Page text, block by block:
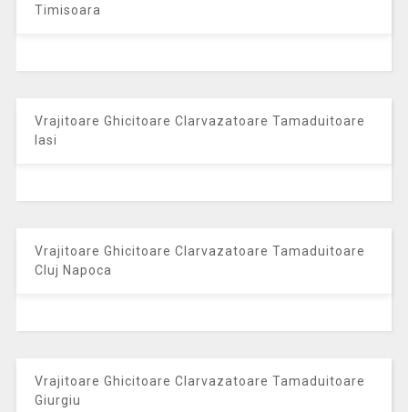
Timisoara
Vrajitoare Ghicitoare Clarvazatoare Tamaduitoare
Iasi
Vrajitoare Ghicitoare Clarvazatoare Tamaduitoare
Cluj Napoca
Vrajitoare Ghicitoare Clarvazatoare Tamaduitoare
Giurgiu